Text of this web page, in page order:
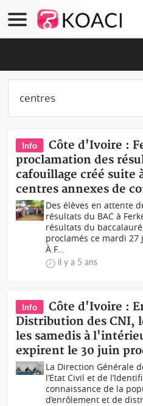
Info
Côte d'Ivoire :
proclamation des
cafouillage créé suite
centres annexes de
Des élèves en attente
résultats du BAC à
résultats du
proclamés ce mardi 27
À F...
il y a 5 ans
Info
Côte d'Ivoire :
Distribution des CNI,
les samedis à
expirent le 30 juin
La Direction Générale
l’Etat Civil et de
connaissance de la
d’enrôlement et de